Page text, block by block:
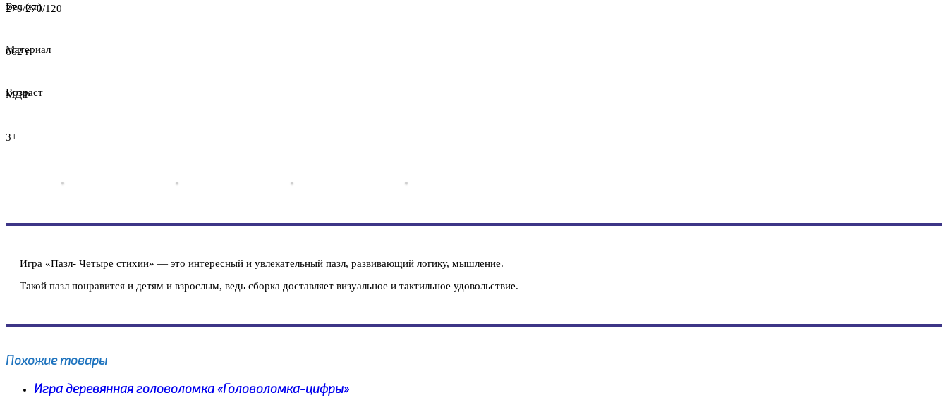
270/270/120
Вес (кг)
662 г
Материал
МДФ
Возраст
3+
Игра «Пазл- Четыре стихии» — это интересный и увлекательный пазл, развивающий логику, мышление.
Такой пазл понравится и детям и взрослым, ведь сборка доставляет визуальное и тактильное удовольствие.
Похожие товары
Игра деревянная головоломка «Головоломка-цифры»